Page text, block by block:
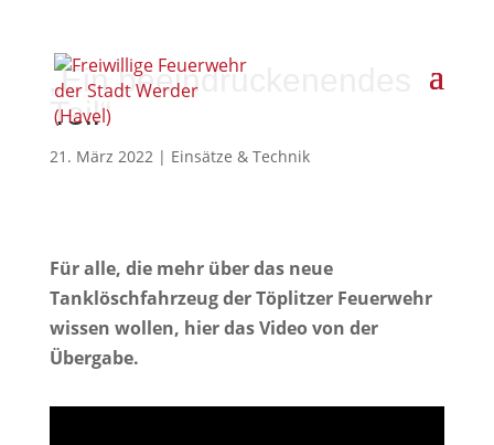
„Ein beeindruckenendes
Teil“
21. März 2022| Einsätze & Technik
Für alle, die mehr über das neue
Tanklöschfahrzeug der Töplitzer Feuerwehr
wissen wollen, hier das Video von der
Übergabe.